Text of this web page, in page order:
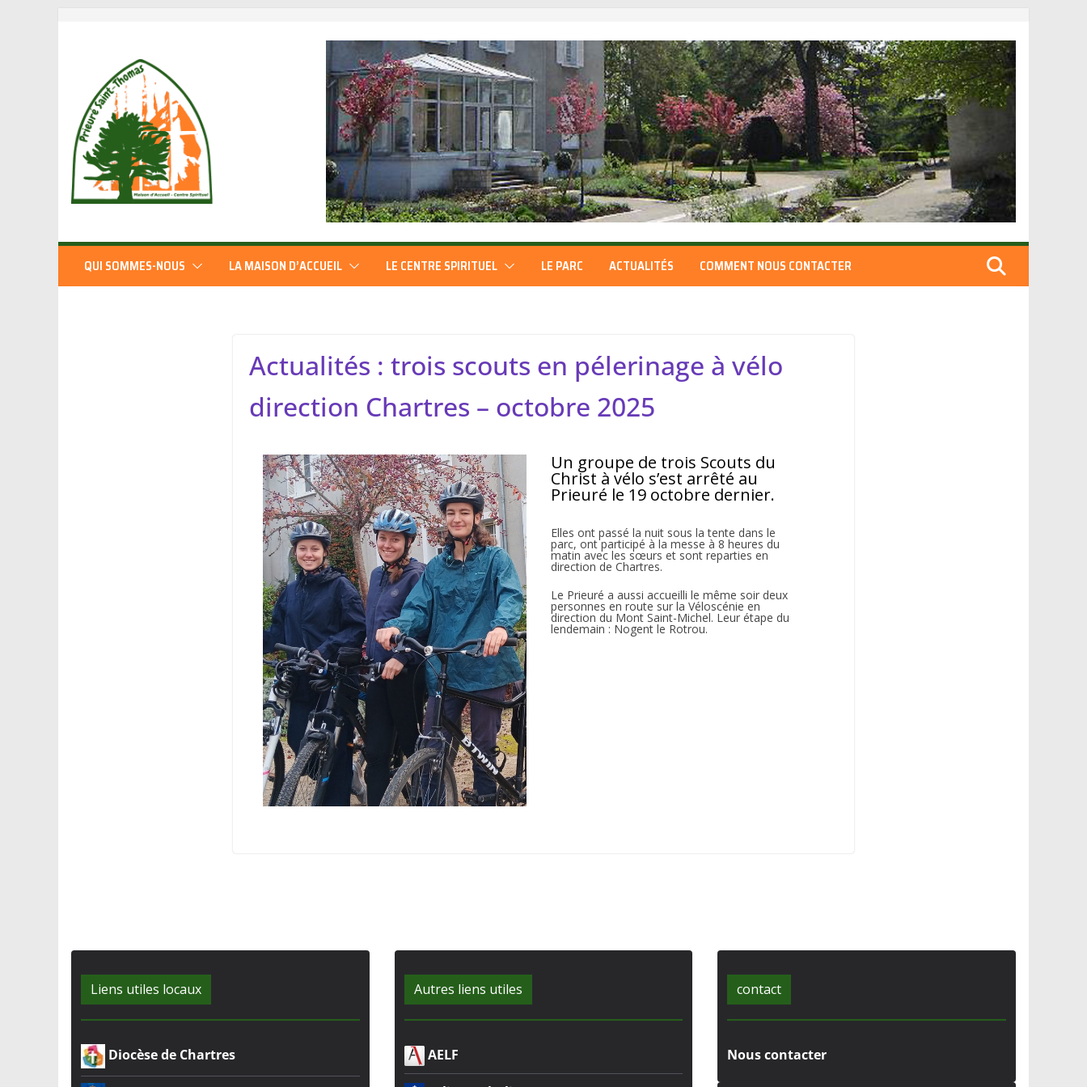
QUI SOMMES-NOUS LA MAISON D’ACCUEIL LE CENTRE SPIRITUEL LE PARC ACTUALITÉS COMMENT NOUS CONTACTER
Actualités : trois scouts en pélerinage à vélo
direction Chartres – octobre 2025
Un groupe de trois Scouts du
Christ à vélo s’est arrêté au
Prieuré le 19 octobre dernier.
Elles ont passé la nuit sous la tente dans le
parc, ont participé à la messe à 8 heures du
matin avec les sœurs et sont reparties en
direction de Chartres.
Le Prieuré a aussi accueilli le même soir deux
personnes en route sur la Véloscénie en
direction du Mont Saint-Michel. Leur étape du
lendemain : Nogent le Rotrou.
Liens utiles locaux
Diocèse de Chartres
Autres liens utiles
AELF
contact
Nous contacter